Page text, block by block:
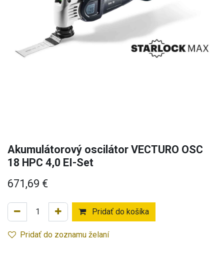
Akumulátorový oscilátor VECTURO OSC
18 HPC 4,0 EI-Set
671,69 €
Pridať do košíka
Pridať do zoznamu želaní